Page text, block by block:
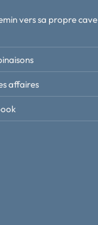
vers sa propre cave
affaires